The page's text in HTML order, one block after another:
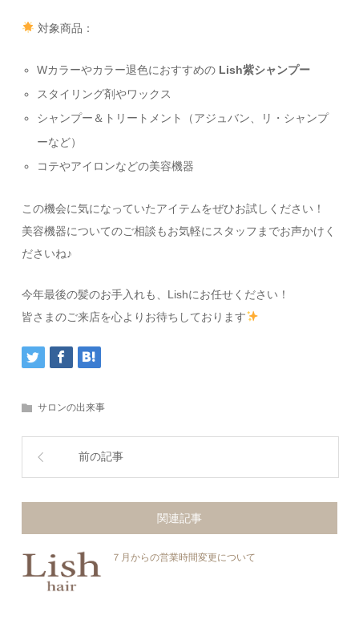
対象商品：
Wカラーやカラー退色におすすめのLish紫シャンプー
スタイリング剤やワックス
シャンプー＆トリートメント（アジュバン、リ・シャンプ
ーなど）
コテやアイロンなどの美容機器
この機会に気になっていたアイテムをぜひお試しください！
美容機器についてのご相談もお気軽にスタッフまでお声かけく
ださいね♪
今年最後の髪のお手入れも、Lishにお任せください！
皆さまのご来店を心よりお待ちしております
サロンの出来事
前の記事
関連記事
７月からの営業時間変更について